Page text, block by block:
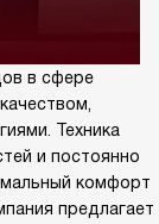
в сфере
Техника
и постоянно
комфорт
предлагает